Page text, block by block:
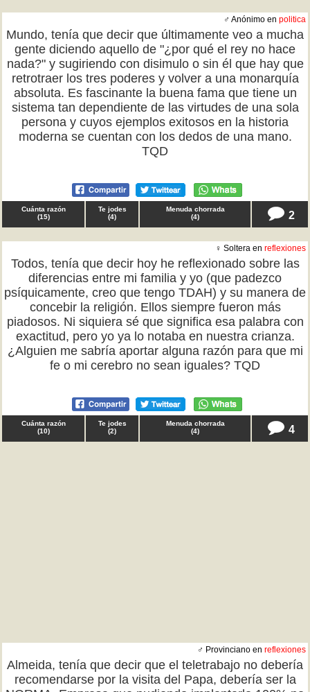
♂ Anónimo en politica
Mundo, tenía que decir que últimamente veo a mucha
gente diciendo aquello de "¿por qué el rey no hace
nada?" y sugiriendo con disimulo o sin él que hay que
retrotraer los tres poderes y volver a una monarquía
absoluta. Es fascinante la buena fama que tiene un
sistema tan dependiente de las virtudes de una sola
persona y cuyos ejemplos exitosos en la historia
moderna se cuentan con los dedos de una mano.
TQD
Cuánta razón
(15)
Te jodes
(4)
Menuda chorrada
(4) 2
♀ Soltera en reflexiones
Todos, tenía que decir hoy he reflexionado sobre las
diferencias entre mi familia y yo (que padezco
psíquicamente, creo que tengo TDAH) y su manera de
concebir la religión. Ellos siempre fueron más
piadosos. Ni siquiera sé que significa esa palabra con
exactitud, pero yo ya lo notaba en nuestra crianza.
¿Alguien me sabría aportar alguna razón para que mi
fe o mi cerebro no sean iguales? TQD
Cuánta razón
(10)
Te jodes
(2)
Menuda chorrada
(4) 4
♂ Provinciano en reflexiones
Almeida, tenía que decir que el teletrabajo no debería
recomendarse por la visita del Papa, debería ser la